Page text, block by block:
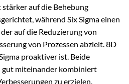
auf die Behebung
während Six Sigma einen
auf die Reduzierung von
von Prozessen abzielt. 8D
proaktiver ist. Beide
miteinander kombiniert
zu erzielen.